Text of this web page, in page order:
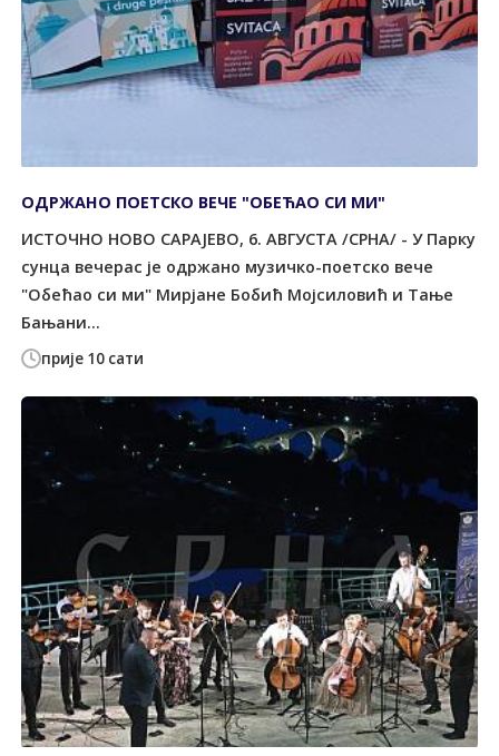
прије 10 сати
ОДРЖАНО ПОЕТСКО ВЕЧЕ "ОБЕЋАО СИ МИ"
ИСТОЧНО НОВО САРАЈЕВО, 6. АВГУСТА /СРНА/ - У Парку
сунца вечерас је одржано музичко-поетско вече
"Обећао си ми" Мирјане Бобић Мојсиловић и Тање
Бањани...